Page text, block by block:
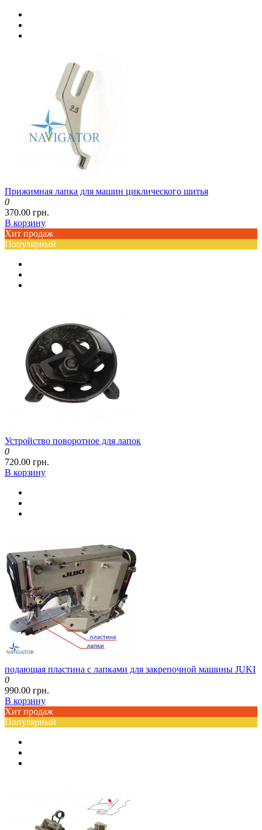
Прижимная лапка для машин циклического шитья
0
370.00 грн.
В корзину
Хит продаж
Популярный
Устройство поворотное для лапок
0
720.00 грн.
В корзину
подающая пластина с лапками для закрепочной машины JUKI
0
990.00 грн.
В корзину
Хит продаж
Популярный